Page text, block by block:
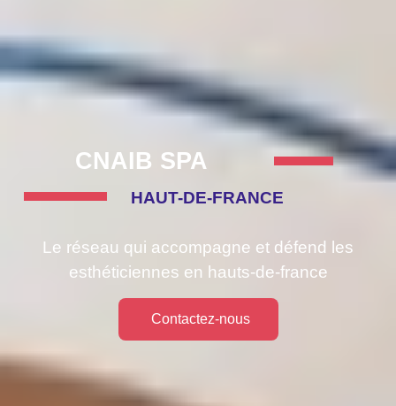
CNAIB SPA
HAUT-DE-FRANCE
Le réseau qui accompagne et défend les
esthéticiennes en hauts-de-france
Contactez-nous